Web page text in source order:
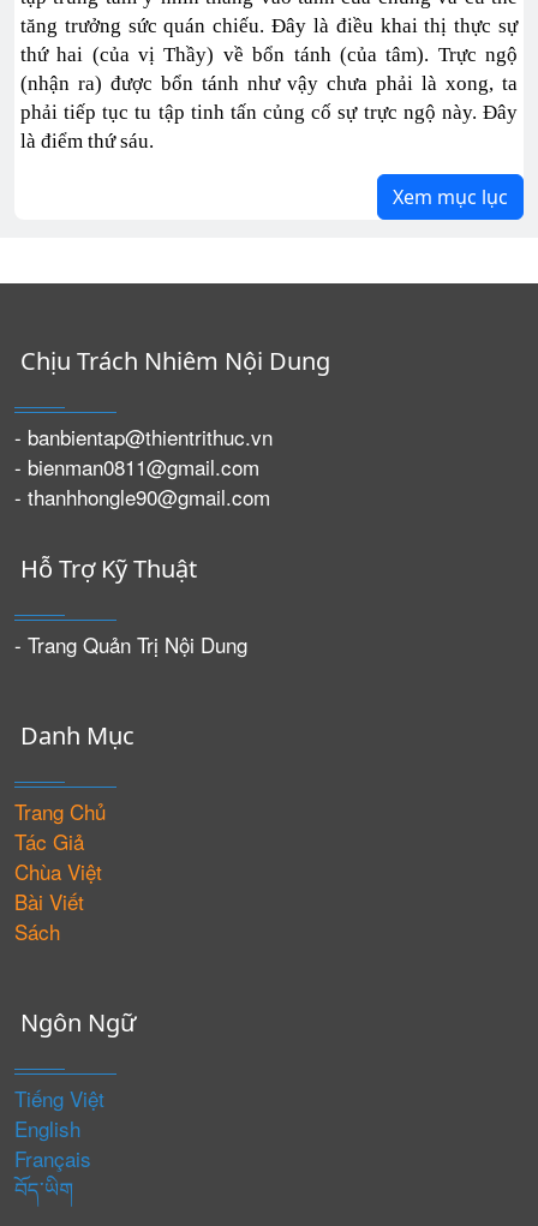
tăng trưởng sức quán chiếu. Ðây là điều khai thị thực sự
thứ hai (của vị Thầy) về bổn tánh (của tâm). Trực ngộ
(nhận ra) được bổn tánh như vậy chưa phải là xong, ta
phải tiếp tục tu tập tinh tấn củng cố sự trực ngộ này. Ðây
là điểm thứ sáu.
Xem mục lục
Chịu Trách Nhiêm Nội Dung
- banbientap@thientrithuc.vn
- bienman0811@gmail.com
- thanhhongle90@gmail.com
Hỗ Trợ Kỹ Thuật
- Trang Quản Trị Nội Dung
Danh Mục
Trang Chủ
Tác Giả
Chùa Việt
Bài Viết
Sách
Ngôn Ngữ
Tiếng Việt
English
Français
བོད་ཡིག